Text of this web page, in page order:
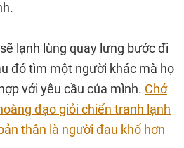
lạnh lùng quay lưng bước đi
đó tìm một người khác mà họ
với yêu cầu của mình. Chớ
đạo giỏi chiến tranh lạnh
thân là người đau khổ hơn